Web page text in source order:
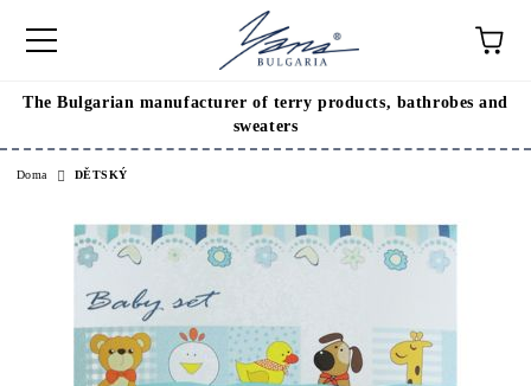
The Bulgarian manufacturer of terry products, bathrobes and
sweaters
Doma DĚTSKÝ